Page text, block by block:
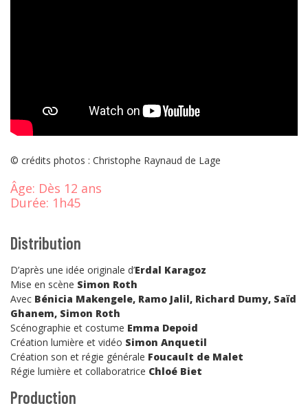
© crédits photos : Christophe Raynaud de Lage
Âge: Dès 12 ans
Durée: 1h45
Distribution
D’après une idée originale d’Erdal Karagoz
Mise en scène Simon Roth
Avec Bénicia Makengele, Ramo Jalil, Richard Dumy, Saïd
Ghanem, Simon Roth
Scénographie et costume Emma Depoid
Création lumière et vidéo Simon Anquetil
Création son et régie générale Foucault de Malet
Régie lumière et collaboratrice Chloé Biet
Production